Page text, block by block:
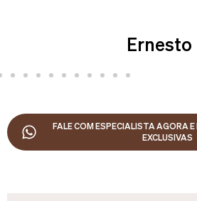
Ernesto
FALE COM ESPECIALISTA AGORA
EXCLUSIVAS